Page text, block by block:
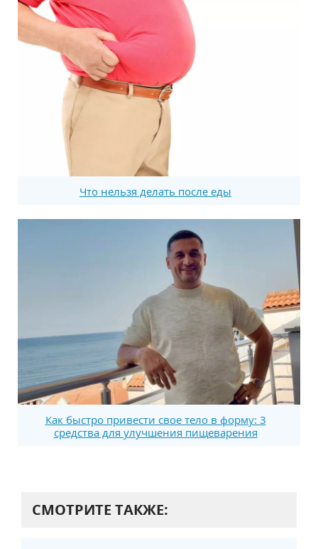
Что нельзя делать после еды
Как быстро привести свое тело в форму: 3
средства для улучшения пищеварения
СМОТРИТЕ ТАКЖЕ: